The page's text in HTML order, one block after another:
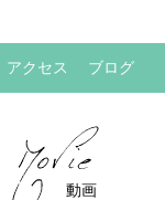
アクセス ブログ
動画